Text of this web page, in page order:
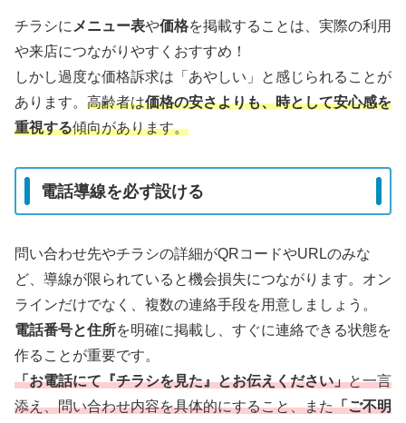
チラシに メニュー表や価格を掲載することは、実際の利用
や来店につながりやすくおすすめ！
しかし過度な価格訴求は「あやしい」と感じられることが
あります。 高齢者は価格の安さよりも、時として安心感を
重視する傾向があります。
電話導線を必ず設ける
問い合わせ先やチラシの詳細がQRコードやURLのみな
ど、導線が限られていると機会損失につながります。オン
ラインだけでなく、複数の連絡手段を用意しましょう。
電話番号と住所を明確に掲載し、すぐに連絡できる状態を
作ることが重要です。
「お電話にて『チラシを見た』とお伝えください」と一言
添え、問い合わせ内容を具体的にすること、また「ご不明